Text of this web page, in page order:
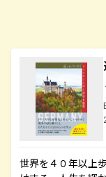
世界を４０年以上